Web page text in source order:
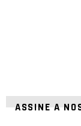
ASSINE A